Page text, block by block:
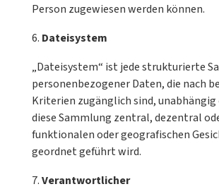
Person zugewiesen werden können.
Dateisystem
„Dateisystem“ ist jede strukturierte
personenbezogener Daten, die nach
Kriterien zugänglich sind, unabhängig
diese Sammlung zentral, dezentral
funktionalen oder geografischen
geordnet geführt wird.
Verantwortlicher